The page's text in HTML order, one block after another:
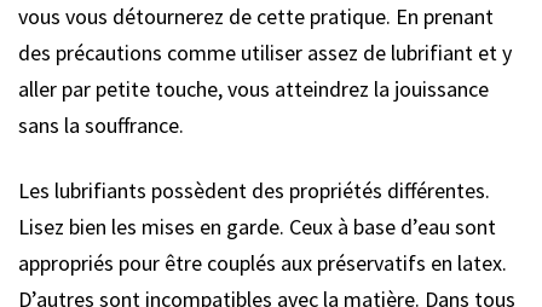
vous vous détournerez de cette pratique. En prenant
des précautions comme utiliser assez de lubrifiant et y
aller par petite touche, vous atteindrez la jouissance
sans la souffrance.
Les lubrifiants possèdent des propriétés différentes.
Lisez bien les mises en garde. Ceux à base d’eau sont
appropriés pour être couplés aux préservatifs en latex.
D’autres sont incompatibles avec la matière. Dans tous